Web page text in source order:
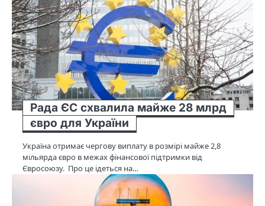
Рада ЄС схвалила майже 28 млрд
євро для України
Україна отримає чергову виплату в розмірі майже 2,8
мільярда євро в межах фінансової підтримки від
Євросоюзу. Про це ідеться на…